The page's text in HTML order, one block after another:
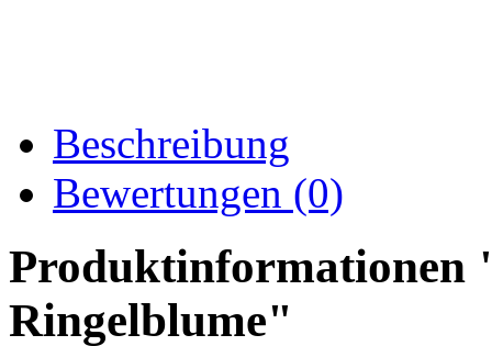
Beschreibung
Bewertungen (0)
Produktinformationen
Ringelblume"